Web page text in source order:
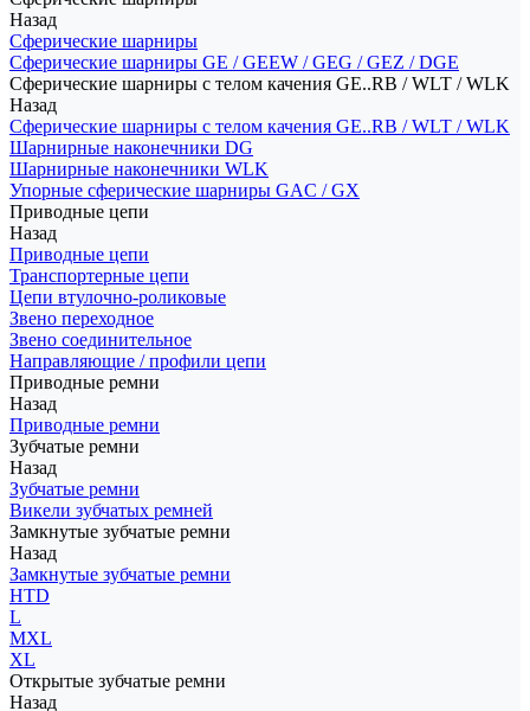
Назад
Сферические шарниры
Сферические шарниры GE / GEEW / GEG / GEZ / DGE
Сферические шарниры с телом качения GE..RB / WLT / WLK
Назад
Сферические шарниры с телом качения GE..RB / WLT / WLK
Шарнирные наконечники DG
Шарнирные наконечники WLK
Упорные сферические шарниры GAC / GX
Приводные цепи
Назад
Приводные цепи
Транспортерные цепи
Цепи втулочно-роликовые
Звено переходное
Звено соединительное
Направляющие / профили цепи
Приводные ремни
Назад
Приводные ремни
Зубчатые ремни
Назад
Зубчатые ремни
Викели зубчатых ремней
Замкнутые зубчатые ремни
Назад
Замкнутые зубчатые ремни
HTD
L
MXL
XL
Открытые зубчатые ремни
Назад